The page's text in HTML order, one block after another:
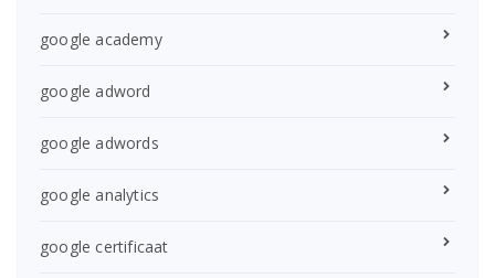
google academy
google adword
google adwords
google analytics
google certificaat